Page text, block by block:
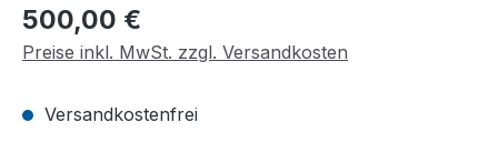
Regulärer Preis:
500,00 €
Preise inkl. MwSt. zzgl. Versandkosten
Versandkostenfrei